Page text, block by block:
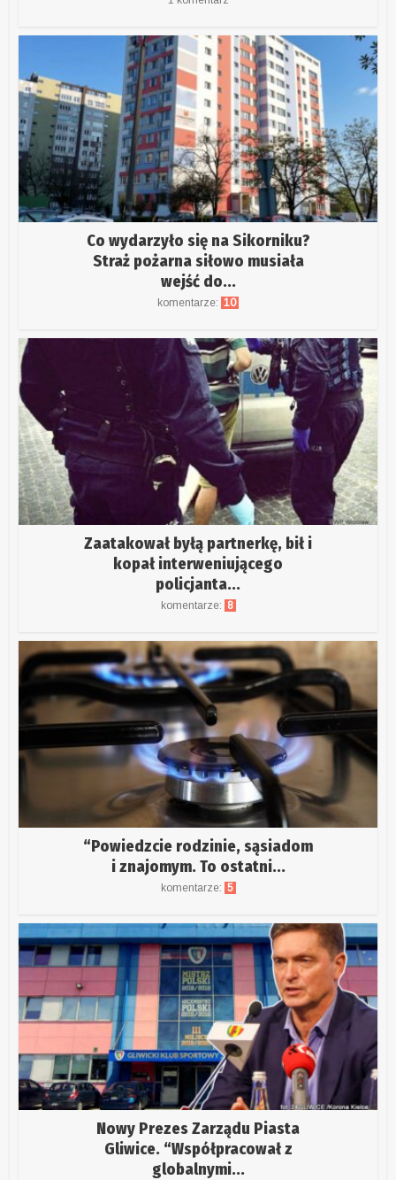
Co wydarzyło się na Sikorniku?
Straż pożarna siłowo musiała
wejść do...
komentarze: 10
Zaatakował byłą partnerkę, bił i
kopał interweniującego
policjanta...
komentarze: 8
“Powiedzcie rodzinie, sąsiadom
i znajomym. To ostatni...
komentarze: 5
Nowy Prezes Zarządu Piasta
Gliwice. “Współpracował z
globalnymi...